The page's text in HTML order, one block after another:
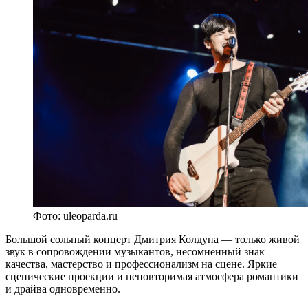
Фото: uleoparda.ru
Большой сольный концерт Дмитрия Колдуна — только живой
звук в сопровождении музыкантов, несомненный знак
качества, мастерство и профессионализм на сцене. Яркие
сценические проекции и неповторимая атмосфера романтики
и драйва одновременно.